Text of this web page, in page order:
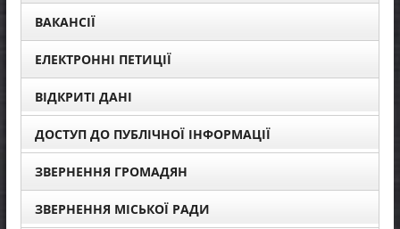
ВАКАНСІЇ
ЕЛЕКТРОННІ ПЕТИЦІЇ
ВІДКРИТІ ДАНІ
ДОСТУП ДО ПУБЛІЧНОЇ ІНФОРМАЦІЇ
ЗВЕРНЕННЯ ГРОМАДЯН
ЗВЕРНЕННЯ МІСЬКОЇ РАДИ